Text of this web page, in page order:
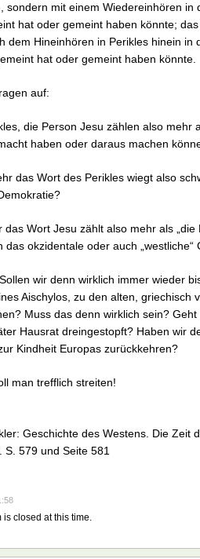
sondern mit einem Wiedereinhören
hat oder gemeint haben könnte;
dem Hineinhören in Perikles hinein
hat oder gemeint haben könnte.
auf:
die Person Jesu zählen also
haben oder daraus machen
das Wort des Perikles wiegt also
Wort Jesu zählt also mehr als
das okzidentale oder auch „westliche“
wir denn wirklich immer wieder
Aischylos, zu den alten, griechisch
Muss das denn wirklich sein?
Hausrat dreingestopft? Haben wir
Kindheit Europas zurückkehren?
man trefflich streiten!
Geschichte des Westens. Die Zeit
S. 579 und Seite 581
is closed at this time.